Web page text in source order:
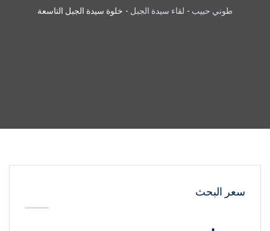
طوني حبيب - لقاء سيدة الجبل - خلوة سيدة الجبل التاسعة
سعر البحث